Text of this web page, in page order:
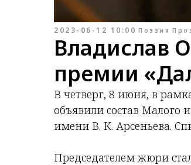
2023-06-12 10:00 Поэзия
Владислав
премии
В четверг, 8 июня, в
объявили состав
имени В. К. Арсеньева.
Председателем жюри